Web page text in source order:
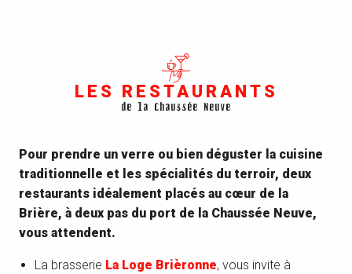
LES RESTAURANTS
de la Chaussée Neuve
Pour prendre un verre ou bien déguster la cuisine
traditionnelle et les spécialités du terroir, deux
restaurants idéalement placés au cœur de la
Brière, à deux pas du port de la Chaussée Neuve,
vous attendent.
La brasserie La Loge Brièronne, vous invite à